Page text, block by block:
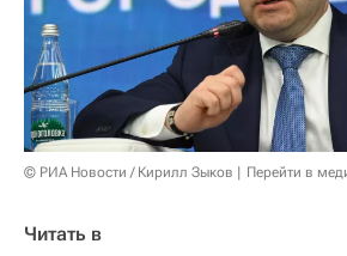
© РИА Новости / Кирилл Зыков Перейти в
Читать в